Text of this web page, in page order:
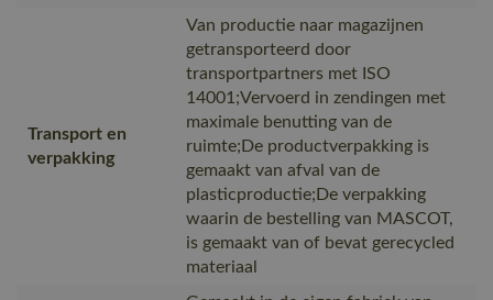
Transport en
verpakking
Van productie naar magazijnen
getransporteerd door
transportpartners met ISO
14001;Vervoerd in zendingen met
maximale benutting van de
ruimte;De productverpakking is
gemaakt van afval van de
plasticproductie;De verpakking
waarin de bestelling van MASCOT,
is gemaakt van of bevat gerecycled
materiaal